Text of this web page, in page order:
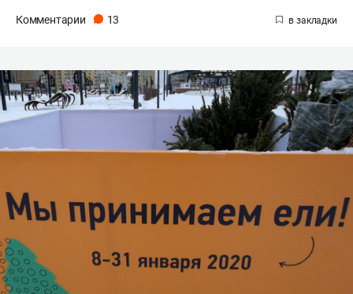
Комментарии 13